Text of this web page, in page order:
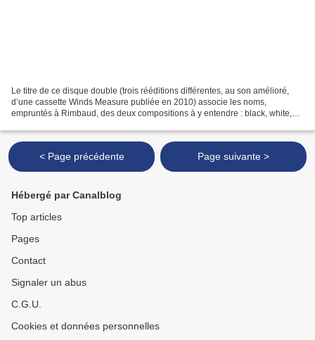
Le titre de ce disque double (trois rééditions différentes, au son amélioré,
d’une cassette Winds Measure publiée en 2010) associe les noms,
empruntés à Rimbaud, des deux compositions à y entendre : black, white,
< Page précédente Page suivante >
Hébergé par Canalblog
Top articles
Pages
Contact
Signaler un abus
C.G.U.
Cookies et données personnelles